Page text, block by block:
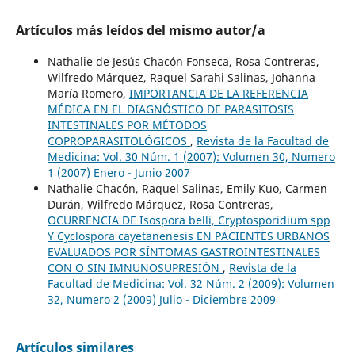
Artículos más leídos del mismo autor/a
Nathalie de Jesús Chacón Fonseca, Rosa Contreras,
Wilfredo Márquez, Raquel Sarahi Salinas, Johanna
María Romero, IMPORTANCIA DE LA REFERENCIA
MÉDICA EN EL DIAGNÓSTICO DE PARASITOSIS
INTESTINALES POR MÉTODOS
COPROPARASITOLÓGICOS , Revista de la Facultad de
Medicina: Vol. 30 Núm. 1 (2007): Volumen 30, Numero
1 (2007) Enero - Junio 2007
Nathalie Chacón, Raquel Salinas, Emily Kuo, Carmen
Durán, Wilfredo Márquez, Rosa Contreras,
OCURRENCIA DE Isospora belli, Cryptosporidium spp
Y Cyclospora cayetanenesis EN PACIENTES URBANOS
EVALUADOS POR SÍNTOMAS GASTROINTESTINALES
CON O SIN IMNUNOSUPRESIÓN , Revista de la
Facultad de Medicina: Vol. 32 Núm. 2 (2009): Volumen
32, Numero 2 (2009) Julio - Diciembre 2009
Artículos similares